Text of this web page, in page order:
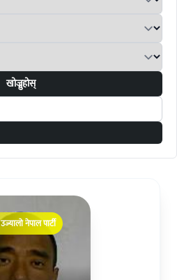
खोज्नुहोस्
उज्यालो नेपाल पार्टी